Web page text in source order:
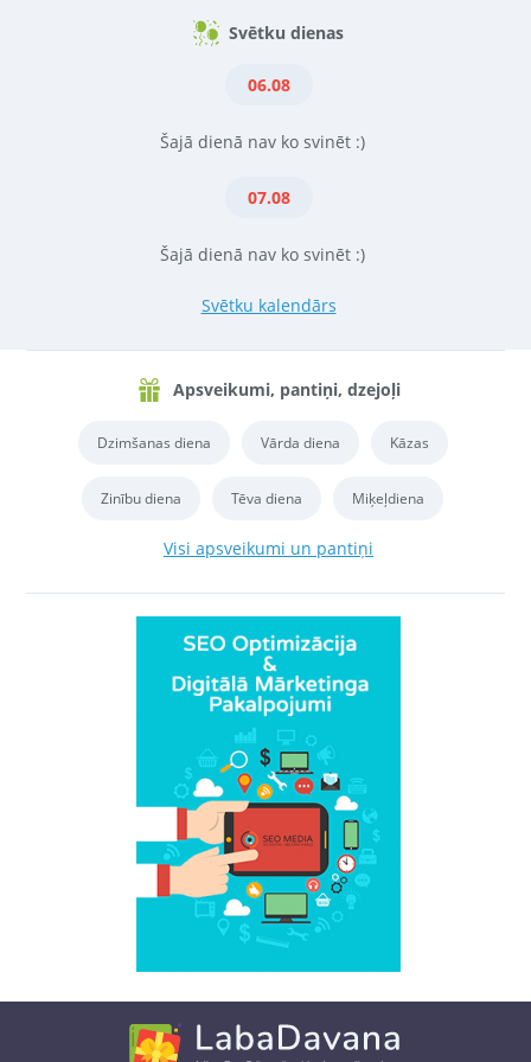
Svētku dienas
06.08
Šajā dienā nav ko svinēt :)
07.08
Šajā dienā nav ko svinēt :)
Svētku kalendārs
Apsveikumi, pantiņi, dzejoļi
Dzimšanas diena Vārda diena Kāzas
Zinību diena Tēva diena Miķeļdiena
Visi apsveikumi un pantiņi